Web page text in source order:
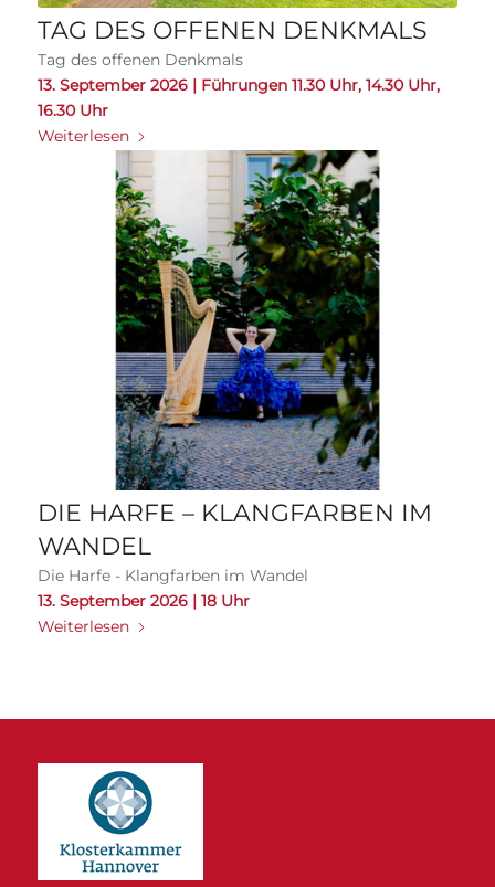
TAG DES OFFENEN DENKMALS
Tag des offenen Denkmals
13. September 2026 | Führungen 11.30 Uhr, 14.30 Uhr,
16.30 Uhr
Weiterlesen
DIE HARFE – KLANGFARBEN IM
WANDEL
Die Harfe - Klangfarben im Wandel
13. September 2026 | 18 Uhr
Weiterlesen